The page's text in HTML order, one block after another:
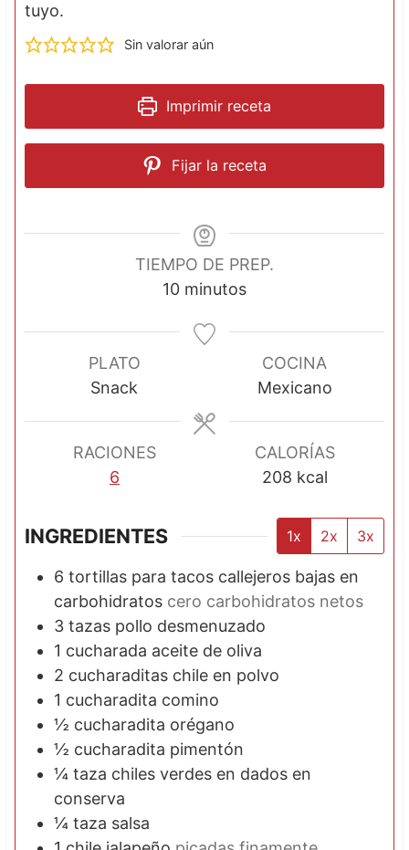
tuyo.
Sin valorar aún
Imprimir receta
Fijar la receta
TIEMPO DE PREP.
10m
n
minutos
PLATO
Snack
COCINA
Mexicano
RACIONES
6
CALORÍAS
208 kcal
INGREDIENTES 1x 2x 3x
6 tortillas para tacos callejeros bajas en
carbohidratos cero carbohidratos netos
3 tazas pollo desmenuzado
1 cucharada aceite de oliva
2 cucharaditas chile en polvo
1 cucharadita comino
½ cucharadita orégano
½ cucharadita pimentón
¼ taza chiles verdes en dados en
conserva
¼ taza salsa